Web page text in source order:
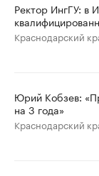
Ректор ИнгГУ: в
Краснодарский
Юрий Кобзев:
на 3 года»
Краснодарский